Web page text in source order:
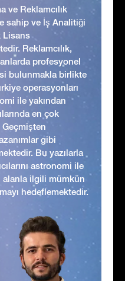
ve Reklamcılık
sahip ve İş Analitiği
Lisans
Reklamcılık,
profesyonel
bulunmakla birlikte
operasyonları
ile yakından
en çok
gibi
Bu yazılarla
astronomi ile
ilgili mümkün
hedeflemektedir.